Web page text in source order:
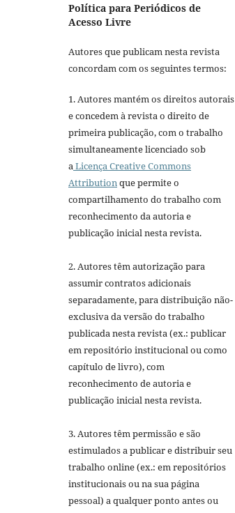
Política para Periódicos de
Acesso Livre
Autores que publicam nesta revista
concordam com os seguintes termos:
1. Autores mantém os direitos autorais
e concedem à revista o direito de
primeira publicação, com o trabalho
simultaneamente licenciado sob
a Licença Creative Commons
Attribution que permite o
compartilhamento do trabalho com
reconhecimento da autoria e
publicação inicial nesta revista.
2. Autores têm autorização para
assumir contratos adicionais
separadamente, para distribuição não-
exclusiva da versão do trabalho
publicada nesta revista (ex.: publicar
em repositório institucional ou como
capítulo de livro), com
reconhecimento de autoria e
publicação inicial nesta revista.
3. Autores têm permissão e são
estimulados a publicar e distribuir seu
trabalho online (ex.: em repositórios
institucionais ou na sua página
pessoal) a qualquer ponto antes ou